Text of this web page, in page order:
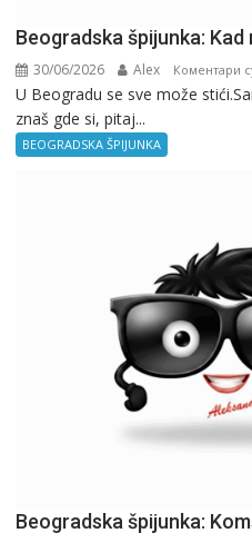
Beogradska špijunka: Kad
30/06/2026 Alex Коментари
U Beogradu se sve može
znaš gde si, pitaj...
BEOGRADSKA ŠPIJUNKA
Beogradska špijunka: